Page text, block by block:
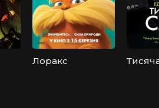
Лоракс